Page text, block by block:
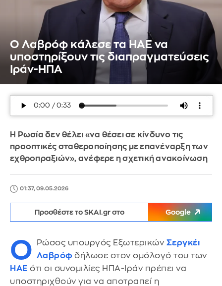
Ο Λαβρόφ κάλεσε τα ΗΑΕ να
υποστηρίξουν τις διαπραγματεύσεις
Ιράν-ΗΠΑ
Η Ρωσία δεν θέλει «να θέσει σε κίνδυνο τις
προοπτικές σταθεροποίησης με επανέναρξη των
εχθροπραξιών», ανέφερε η σχετική ανακοίνωση
01:37, 09.05.2026
Προσθέστε το SKAI.gr στο Google
Ο Ρώσος υπουργός Εξωτερικών Σεργκέι
Λαβρόφ δήλωσε στον ομόλογό του των
ΗΑΕ ότι οι συνομιλίες ΗΠΑ-Ιράν πρέπει να
υποστηριχθούν για να αποτραπεί η